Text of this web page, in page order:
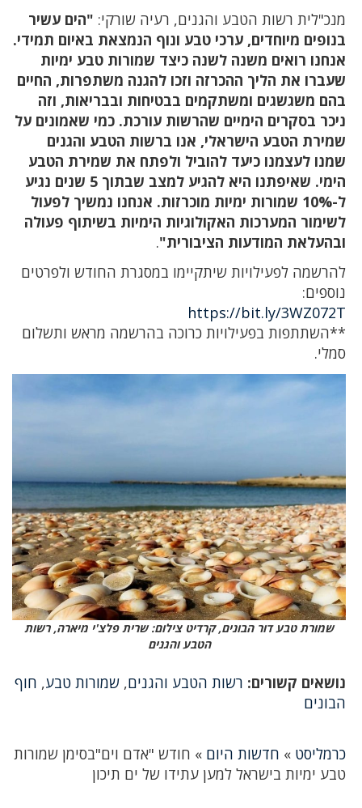
מנכ"לית רשות הטבע והגנים, רעיה שורקי: "הים עשיר
בנופים מיוחדים, ערכי טבע ונוף הנמצאת באיום תמידי.
אנחנו רואים משנה לשנה כיצד שמורות טבע ימיות
שעברו את הליך ההכרזה וזכו להגנה משתפרות, החיים
בהם משגשגים ומשתקמים בבטיחות ובבריאות, וזה
ניכר בסקרים הימיים שהרשות עורכת. כמי שאמונים על
שמירת הטבע הישראלי, אנו ברשות הטבע והגנים
שמנו לעצמנו כיעד להוביל ולפתח את שמירת הטבע
הימי. שאיפתנו היא להגיע למצב שבתוך 5 שנים נגיע
ל-10% שמורות ימיות מוכרזות. אנחנו נמשיך לפעול
לשימור המערכות האקולוגיות הימיות בשיתוף פעולה
ובהעלאת המודעות הציבורית".
להרשמה לפעילויות שיתקיימו במסגרת החודש ולפרטים
נוספים:
https://bit.ly/3WZ072T
**השתתפות בפעילויות כרוכה בהרשמה מראש ותשלום
סמלי.
שמורת טבע דור הבונים, קרדיט צילום: שרית פלצ'י מיארה, רשות
הטבע והגנים
נושאים קשורים: רשות הטבע והגנים, שמורות טבע, חוף
הבונים
כרמליסט » חדשות היום » חודש "אדם וים"בסימן שמורות
טבע ימיות בישראל למען עתידו של ים תיכון